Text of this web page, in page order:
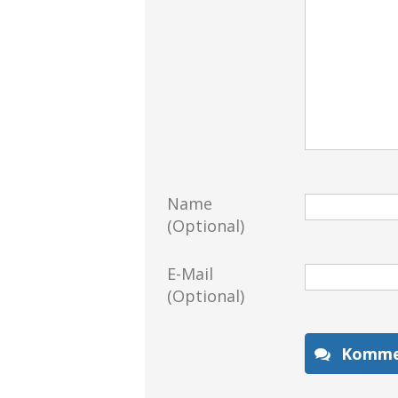
Name
(Optional)
E-Mail
(Optional)